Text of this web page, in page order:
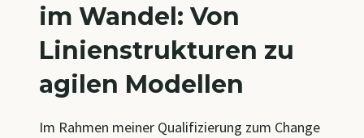
im Wandel: Von
Linienstrukturen zu
agilen Modellen
Im Rahmen meiner Qualifizierung zum Change